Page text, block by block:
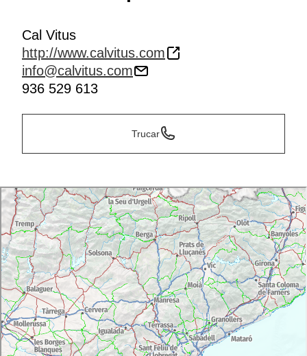
Cal Vitus
http://www.calvitus.com
info@calvitus.com
936 529 613
Trucar